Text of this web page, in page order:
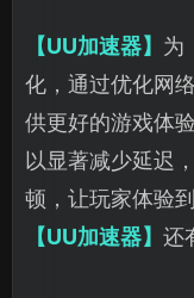
【UU加速器】 为
化，通过优化网
供更好的游戏体
以显著减少延迟
顿，让玩家体验
【UU加速器】 还